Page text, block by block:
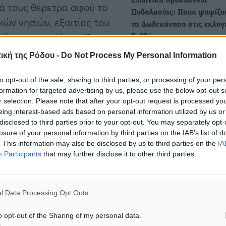
της Ρόδου - Do Not Process My Personal Information
opt-out of the sale, sharing to third parties, or processing of your
for targeted advertising by us, please use the below opt-out
selection. Please note that after your opt-out request is processed
interest-based ads based on personal information utilized by us
to third parties prior to your opt-out. You may separately
of your personal information by third parties on the IAB’s list of
This information may also be disclosed by us to third parties on the
Participants that may further disclose it to other third parties.
Data Processing Opt Outs
opt-out of the Sharing of my personal data.
τους θέρετρα αφού το
νησιών, εξαιτίας του
της λίρας. Όπως
World, ο Τούρκος
τάξης έχει
πιο οικονομικά
τουριστικά θέρετρα.
και εκατοντάδες
αγορές αλλά και για
αντιστραφεί.
στοιχεία που
στην Ελλάδα
και πλησιάζουν τα 1,5
της Κωνσταντινούπολης
Ποδηλασίας: Ποιοι
τα Δωδεκάνησα στις
Σαββάτου
Αύριο Σάββατο 19
Αθηνών και γίνει η γενική…
ΣΕΓΑΣ: Ποιοι ψηφίζουν
Δωδεκάνησα
Το επόμενο
και 29 Σεπτεμβρίου θα
αρχαιρεσίες για…